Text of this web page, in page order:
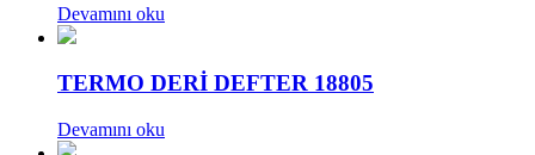
Devamını oku
TERMO DERİ DEFTER 18805
Devamını oku